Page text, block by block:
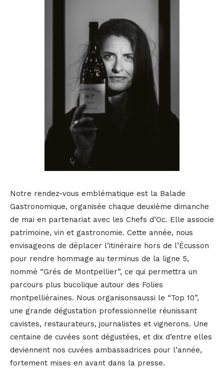
Notre rendez-vous emblématique est la Balade
Gastronomique, organisée chaque deuxième dimanche
de mai en partenariat avec les Chefs d’Oc. Elle associe
patrimoine, vin et gastronomie. Cette année, nous
envisageons de déplacer l’itinéraire hors de l’Écusson
pour rendre hommage au terminus de la ligne 5,
nommé “Grés de Montpellier”, ce qui permettra un
parcours plus bucolique autour des Folies
montpelliéraines. Nous organisonsaussi le “Top 10”,
une grande dégustation professionnelle réunissant
cavistes, restaurateurs, journalistes et vignerons. Une
centaine de cuvées sont dégustées, et dix d’entre elles
deviennent nos cuvées ambassadrices pour l’année,
fortement mises en avant dans la presse.